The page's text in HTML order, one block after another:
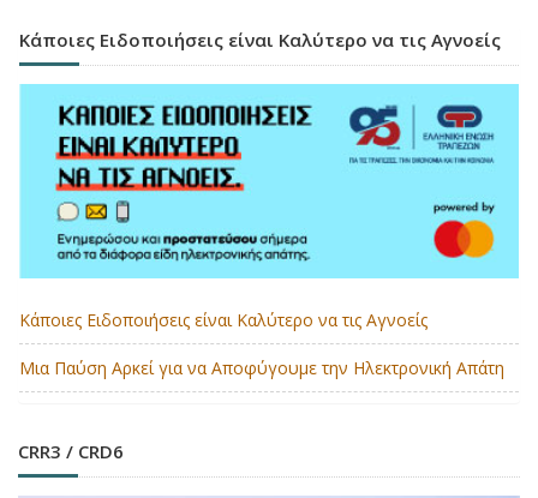
Κάποιες Ειδοποιήσεις είναι Καλύτερο να τις Αγνοείς
Κάποιες Ειδοποιήσεις είναι Καλύτερο να τις Αγνοείς
Μια Παύση Αρκεί για να Αποφύγουμε την Ηλεκτρονική Απάτη
CRR3 / CRD6